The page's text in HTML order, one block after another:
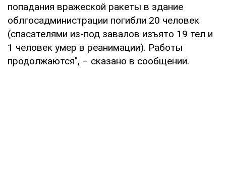
попадания вражеской ракеты в здание
облгосадминистрации погибли 20 человек
(спасателями из-под завалов изъято 19 тел и
1 человек умер в реанимации). Работы
продолжаются", – сказано в сообщении.